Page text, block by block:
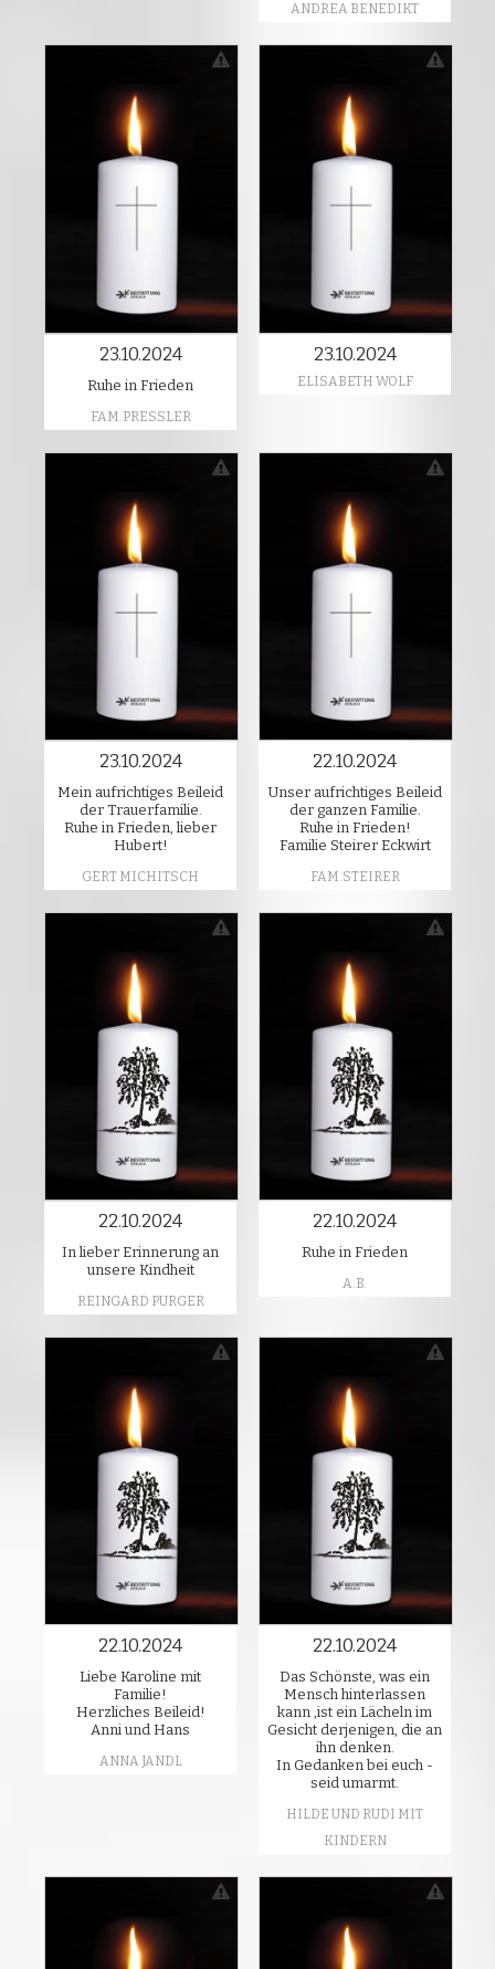
ANDREA BENEDIKT
23.10.2024
Ruhe in Frieden
FAM.PRESSLER
23.10.2024
ELISABETH WOLF
23.10.2024
Mein aufrichtiges Beileid
der Trauerfamilie.
Ruhe in Frieden, lieber
Hubert!
GERT MICHITSCH
22.10.2024
Unser aufrichtiges Beileid
der ganzen Familie.
Ruhe in Frieden!
Familie Steirer Eckwirt
FAM.STEIRER
22.10.2024
In lieber Erinnerung an
unsere Kindheit
REINGARD PURGER
22.10.2024
Ruhe in Frieden
A.B.
22.10.2024
Liebe Karoline mit
Familie!
Herzliches Beileid!
Anni und Hans
ANNA JANDL
22.10.2024
Das Schönste, was ein
Mensch hinterlassen
kann ,ist ein Lächeln im
Gesicht derjenigen, die an
ihn denken.
In Gedanken bei euch -
seid umarmt.
HILDE UND RUDI MIT
KINDERN